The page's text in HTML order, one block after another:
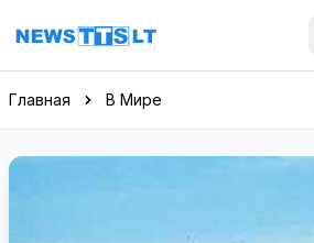
Перейти к содержимому
Главная В Мире